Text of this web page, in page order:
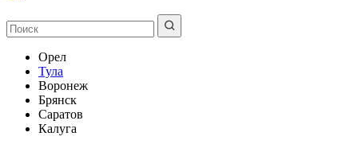
Орел
Тула
Воронеж
Брянск
Саратов
Калуга